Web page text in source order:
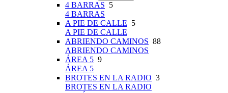
4 BARRAS 5
4 BARRAS
A PIE DE CALLE 5
A PIE DE CALLE
ABRIENDO CAMINOS 88
ABRIENDO CAMINOS
ÁREA 5 9
ÁREA 5
BROTES EN LA RADIO 3
BROTES EN LA RADIO